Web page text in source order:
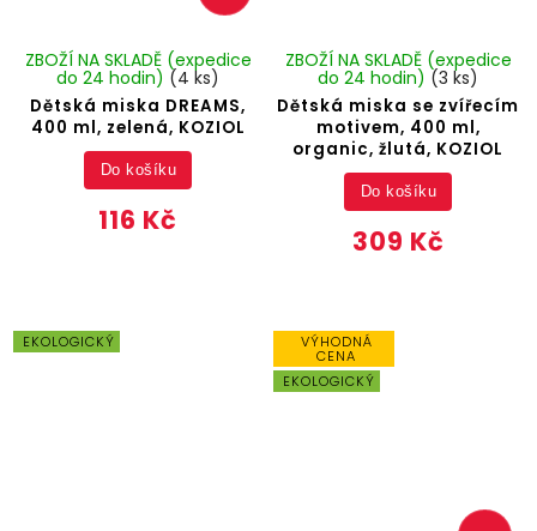
Dětská miska DREAMS,
400 ml, zelená, KOZIOL
ZBOŽÍ NA SKLADĚ (expedice
do 24 hodin) (4 ks)
116 Kč
Do košíku
Dětská miska se zvířecím
motivem, 400 ml,
organic, žlutá, KOZIOL
ZBOŽÍ NA SKLADĚ (expedice
do 24 hodin) (3 ks)
309 Kč
Do košíku
EKOLOGICKÝ VÝHODNÁ
CENA
EKOLOGICKÝ